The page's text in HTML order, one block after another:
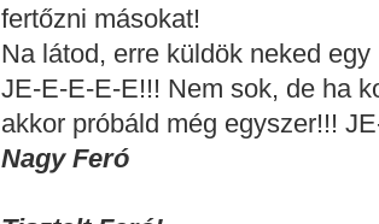
fertőzni másokat!
Na látod, erre küldök neked egy
JE-E-E-E-E!!! Nem sok, de ha
akkor próbáld még egyszer!!!
Nagy Feró